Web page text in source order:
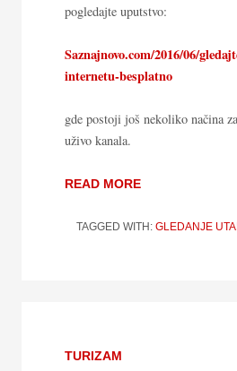
pogledajte uputstvo:
Saznajnovo.com/2016/06/
internetu-besplatno
gde postoji još nekoliko načina
uživo kanala.
READ MORE
TAGGED WITH: GLEDANJE
TURIZAM